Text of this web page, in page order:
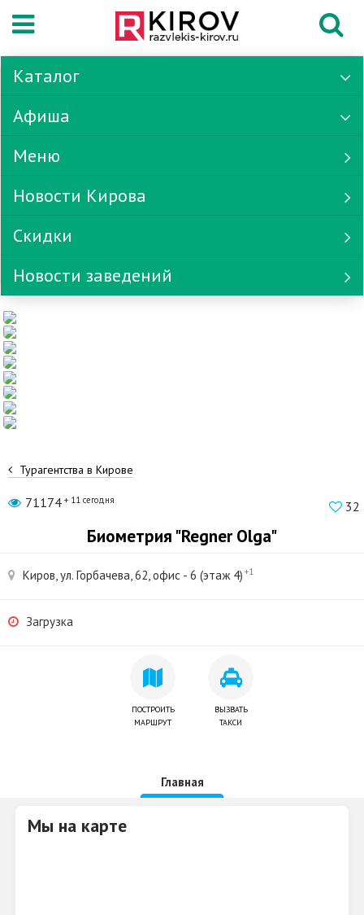
Каталог
Афиша
Меню
Новости Кирова
Скидки
Новости заведений
Турагентства в Кирове
71174 + 11 сегодня 32
Биометрия "Regner Olga"
Киров, ул. Горбачева, 62, офис - 6 (этаж 4) +1
Загрузка
ПОСТРОИТЬ
МАРШРУТ
ВЫЗВАТЬ
ТАКСИ
Главная
Мы на карте